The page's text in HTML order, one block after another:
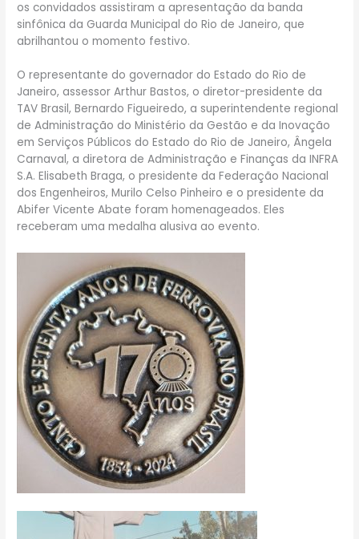
os convidados assistiram a apresentação da banda
sinfônica da Guarda Municipal do Rio de Janeiro, que
abrilhantou o momento festivo.
O representante do governador do Estado do Rio de
Janeiro, assessor Arthur Bastos, o diretor-presidente da
TAV Brasil, Bernardo Figueiredo, a superintendente regional
de Administração do Ministério da Gestão e da Inovação
em Serviços Públicos do Estado do Rio de Janeiro, Ângela
Carnaval, a diretora de Administração e Finanças da INFRA
S.A. Elisabeth Braga, o presidente da Federação Nacional
dos Engenheiros, Murilo Celso Pinheiro e o presidente da
Abifer Vicente Abate foram homenageados. Eles
receberam uma medalha alusiva ao evento.